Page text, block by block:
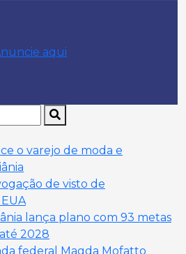
aqui
o varejo de moda e
de visto de
lança plano com 93 metas
2028
federal Magda Mofatto